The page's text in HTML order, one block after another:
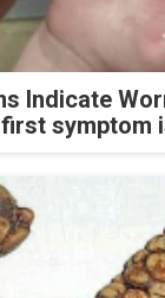
Indicate
symptom